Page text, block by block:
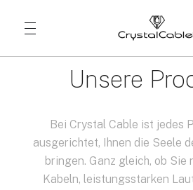
Unsere
Bei Crystal Cable ist jedes
ausgerichtet, Ihnen die Seele
bringen. Ganz gleich, ob Sie
Kabeln, leistungsstarken